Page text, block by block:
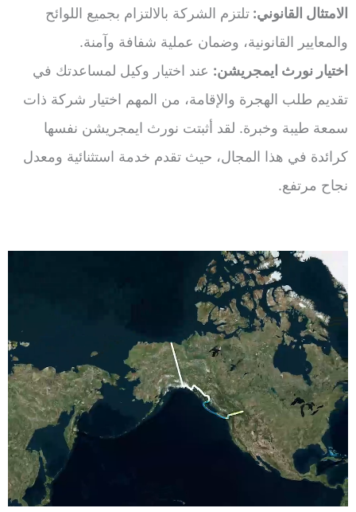
الامتثال القانوني: تلتزم الشركة بالالتزام بجميع اللوائح
والمعايير القانونية، وضمان عملية شفافة وآمنة.
اختيار نورث ايمجريشن: عند اختيار وكيل لمساعدتك في
تقديم طلب الهجرة والإقامة، من المهم اختيار شركة ذات
سمعة طيبة وخبرة. لقد أثبتت نورث ايمجريشن نفسها
كرائدة في هذا المجال، حيث تقدم خدمة استثنائية ومعدل
نجاح مرتفع.